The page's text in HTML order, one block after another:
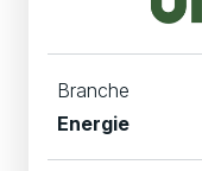
Branche
Energie